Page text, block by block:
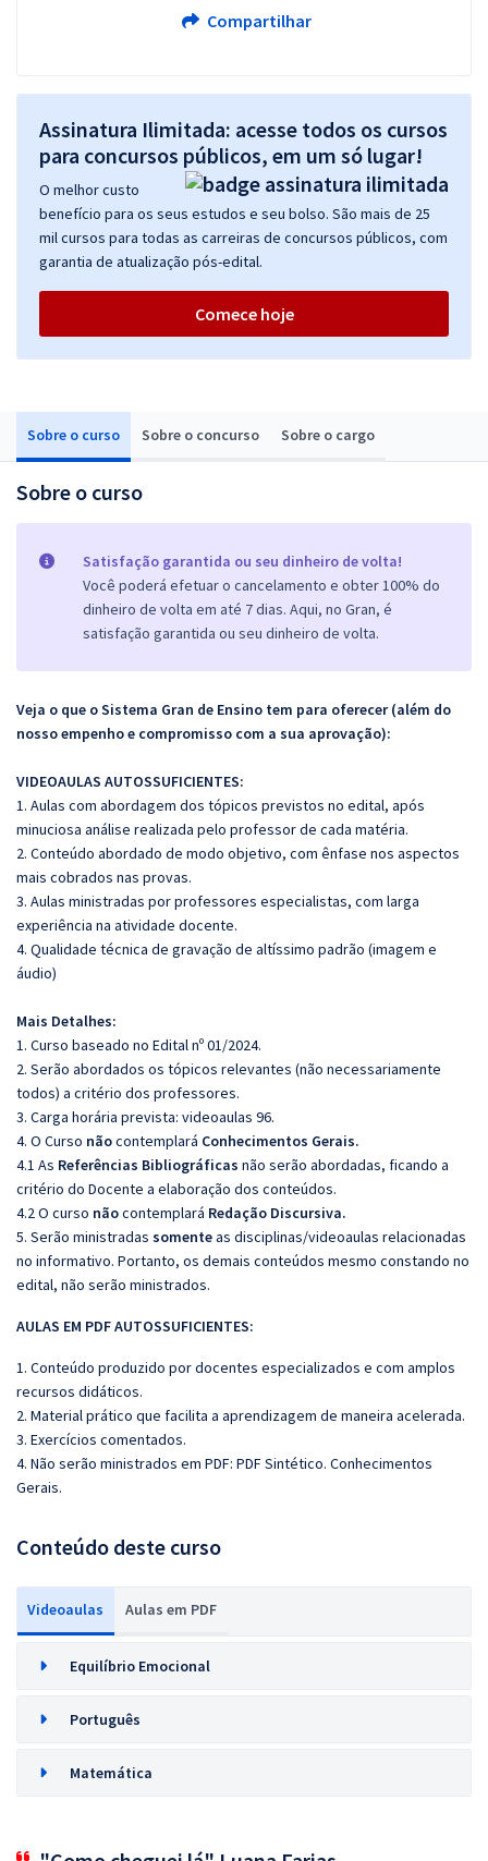
Sobre o curso Sobre o concurso Sobre o cargo
Sobre o curso
Satisfação garantida ou seu dinheiro de volta!
Você poderá efetuar o cancelamento e obter 100% do
dinheiro de volta em até 7 dias. Aqui, no Gran, é
satisfação garantida ou seu dinheiro de volta.
Veja o que o Sistema Gran de Ensino tem para oferecer (além do
nosso empenho e compromisso com a sua aprovação):
VIDEOAULAS AUTOSSUFICIENTES:
1. Aulas com abordagem dos tópicos previstos no edital, após
minuciosa análise realizada pelo professor de cada matéria.
2. Conteúdo abordado de modo objetivo, com ênfase nos aspectos
mais cobrados nas provas.
3. Aulas ministradas por professores especialistas, com larga
experiência na atividade docente.
4. Qualidade técnica de gravação de altíssimo padrão (imagem e
áudio)
Mais Detalhes:
1. Curso baseado no Edital nº 01/2024.
2. Serão abordados os tópicos relevantes (não necessariamente
todos) a critério dos professores.
3. Carga horária prevista: videoaulas 96.
4. O Curso nãocontemplará Conhecimentos Gerais.
4.1 As Referências Bibliográficas não serão abordadas, ficando a
critério do Docente a elaboração dos conteúdos.
4.2 O curso nãocontemplará Redação Discursiva.
5. Serão ministradas somenteas disciplinas/videoaulas relacionadas
no informativo. Portanto, os demais conteúdos mesmo constando no
edital, não serão ministrados.
AULAS EM PDF AUTOSSUFICIENTES:
1. Conteúdo produzido por docentes especializados e com amplos
recursos didáticos.
2. Material prático que facilita a aprendizagem de maneira acelerada.
3. Exercícios comentados.
4. Não serão ministrados em PDF: PDF Sintético. Conhecimentos
Gerais.
Conteúdo deste curso
Videoaulas Aulas em PDF
Equilíbrio Emocional
Português
Matemática
Compartilhar
Assinatura Ilimitada: acesse todos os cursos
para concursos públicos, em um só lugar!
O melhor custo
benefício para os seus estudos e seu bolso. São mais de 25
mil cursos para todas as carreiras de concursos públicos, com
garantia de atualização pós-edital.
Comece hoje